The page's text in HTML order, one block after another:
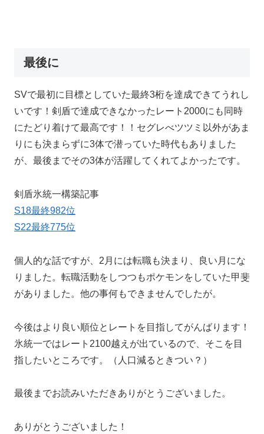
最後に
SVで最初に目標としていた最終3桁を達成できてうれし
いです！剣盾で達成できなかったレート2000にも同時
にたどり着けて最高です！！セグレべツツミ以外があま
りにも決まらずに3体で潜っていた時代もありました
が、最後までその3体が活躍してくれてよかったです。
剣盾氷統一構築記事
S18最終982位
S22最終775位
個人的な話ですが、2月には転職も決まり、良い月にな
りました。転職活動をしつつもポケモンをしていた甲斐
がありました。他の事何もできませんでしたが。
今後はより良い順位とレートを目指してがんばります！
氷統一ではレート2100越えが出ているので、そこを目
指したいところです。（人口減るときつい？）
最後までお読みいただきありがとうございました。
ありがとうございました！